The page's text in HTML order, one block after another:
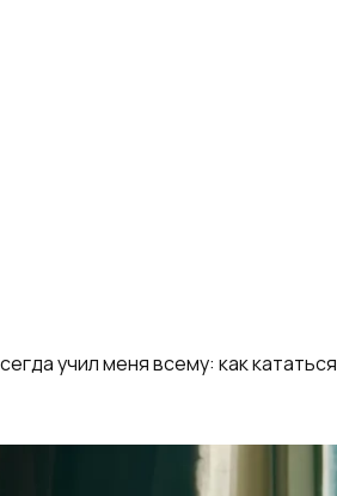
учил меня всему: как кататься